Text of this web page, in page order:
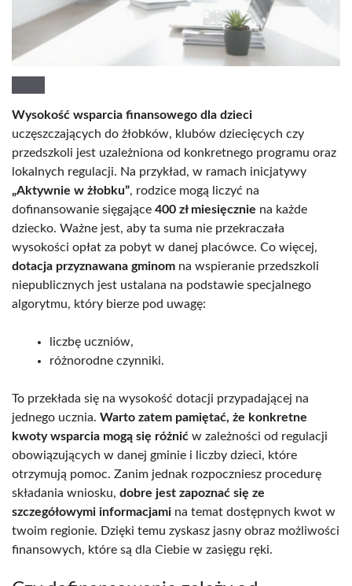
Wysokość wsparcia finansowego dla dzieci
uczęszczających do żłobków, klubów dziecięcych czy
przedszkoli jest uzależniona od konkretnego programu oraz
lokalnych regulacji. Na przykład, w ramach inicjatywy
„Aktywnie w żłobku”, rodzice mogą liczyć na
dofinansowanie sięgające 400 zł miesięcznie na każde
dziecko. Ważne jest, aby ta suma nie przekraczała
wysokości opłat za pobyt w danej placówce. Co więcej,
dotacja przyznawana gminom na wspieranie przedszkoli
niepublicznych jest ustalana na podstawie specjalnego
algorytmu, który bierze pod uwagę:
liczbę uczniów,
różnorodne czynniki.
To przekłada się na wysokość dotacji przypadającej na
jednego ucznia. Warto zatem pamiętać, że konkretne
kwoty wsparcia mogą się różnić w zależności od regulacji
obowiązujących w danej gminie i liczby dzieci, które
otrzymują pomoc. Zanim jednak rozpoczniesz procedurę
składania wniosku, dobre jest zapoznać się ze
szczegółowymi informacjami na temat dostępnych kwot w
twoim regionie. Dzięki temu zyskasz jasny obraz możliwości
finansowych, które są dla Ciebie w zasięgu ręki.